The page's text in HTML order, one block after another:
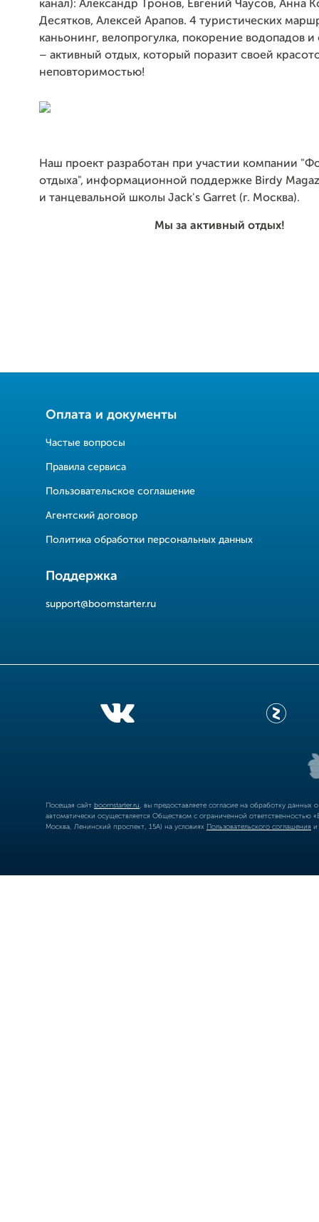
канал): Александр Тронов, Евгений Чаусов, Анна
Десятков, Алексей Арапов. 4 туристических
каньонинг, велопрогулка, покорение водопадов и
– активный отдых, который поразит своей
неповторимостью!
Наш проект разработан при участии компании
отдыха", информационной поддержке Birdy
и танцевальной школы Jack's Garret (г. Москва).
Мы за активный отдых!
Оплата и документы
Частые вопросы
Правила сервиса
Пользовательское соглашение
Агентский договор
Политика обработки персональных данных
Поддержка
support@boomstarter.ru
Посещая сайт boomstarter.ru , вы предоставляете согласие на обработку
автоматически осуществляется Обществом с ограниченной
Москва, Ленинский проспект, 15А) на условиях Пользовательского соглашения и